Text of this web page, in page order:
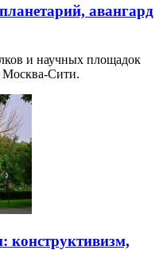
авангард
и научных площадок
Москва-Сити.